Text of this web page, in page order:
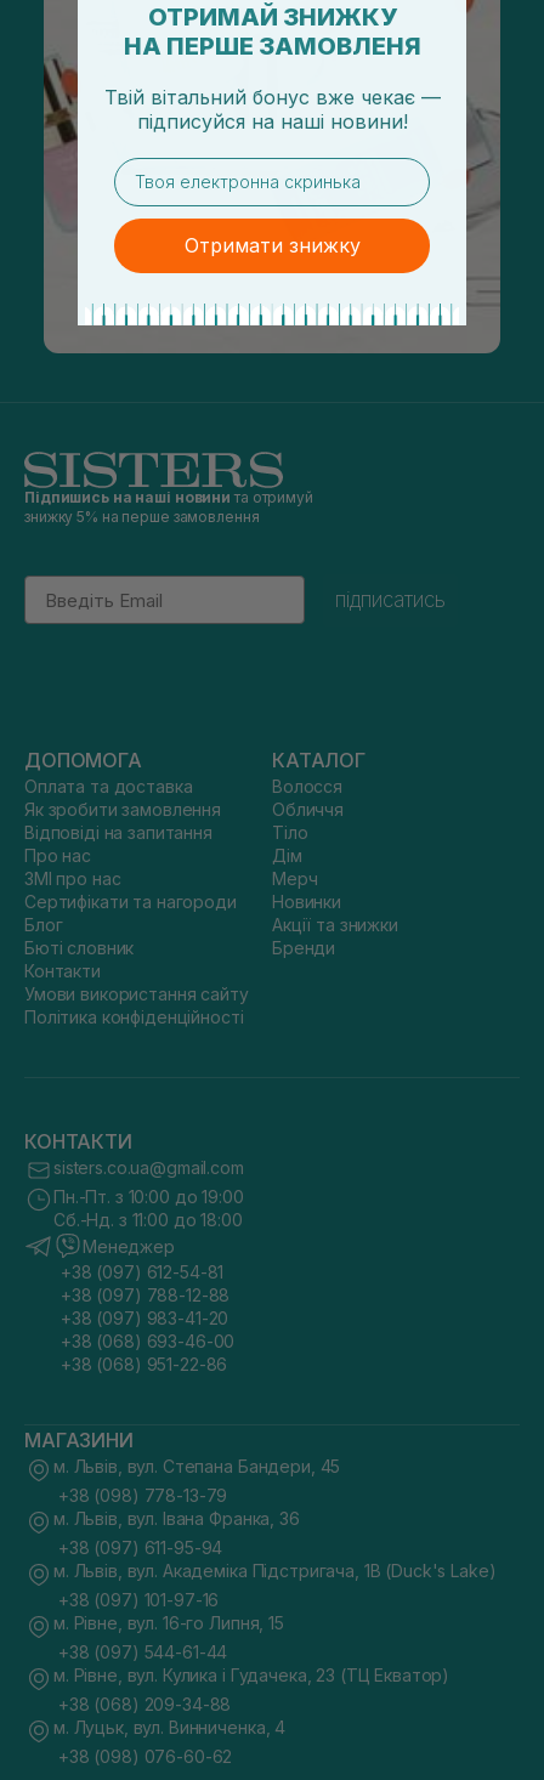
Підпишись на наші новини та отримуй
знижку 5% на перше замовлення
Email
підписатись
ДОПОМОГА
Оплата та доставка
Як зробити замовлення
Відповіді на запитання
Про нас
ЗМІ про нас
Сертифікати та нагороди
Блог
Бюті словник
Контакти
Умови використання сайту
Політика конфіденційності
КАТАЛОГ
Волосся
Обличчя
Тіло
Дім
Мерч
Новинки
Акції та знижки
Бренди
КОНТАКТИ
sisters.co.ua@gmail.com
Пн.-Пт. з 10:00 до 19:00
Сб.-Нд. з 11:00 до 18:00
Менеджер
+38 (097) 612-54-81
+38 (097) 788-12-88
+38 (097) 983-41-20
+38 (068) 693-46-00
+38 (068) 951-22-86
МАГАЗИНИ
м. Львів, вул. Степана Бандери, 45
+38 (098) 778-13-79
м. Львів, вул. Івана Франка, 36
+38 (097) 611-95-94
м. Львів, вул. Академіка Підстригача, 1В (Duck's Lake)
+38 (097) 101-97-16
м. Рівне, вул. 16-го Липня, 15
+38 (097) 544-61-44
м. Рівне, вул. Кулика і Гудачека, 23 (ТЦ Екватор)
+38 (068) 209-34-88
м. Луцьк, вул. Винниченка, 4
+38 (098) 076-60-62
ОТРИМАЙ ЗНИЖКУ
НА ПЕРШЕ ЗАМОВЛЕНЯ
Твій вітальний бонус вже чекає —
підписуйся на наші новини!
email
Отримати знижку